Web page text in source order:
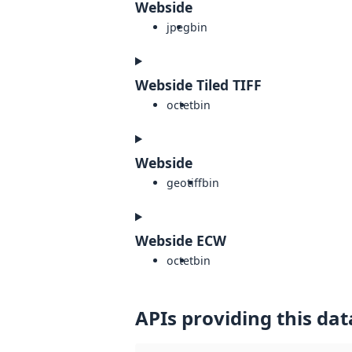
Webside
jpegbin
Webside Tiled TIFF
octetbin
Webside
geotiffbin
Webside ECW
octetbin
APIs providing this